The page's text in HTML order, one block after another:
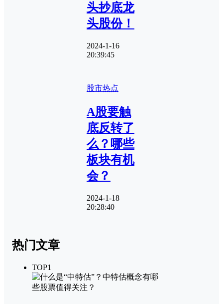
头抄底龙
头股份！
2024-1-16
20:39:45
股市热点
A股要触
底反转了
么？哪些
板块有机
会？
2024-1-18
20:28:40
热门文章
TOP1